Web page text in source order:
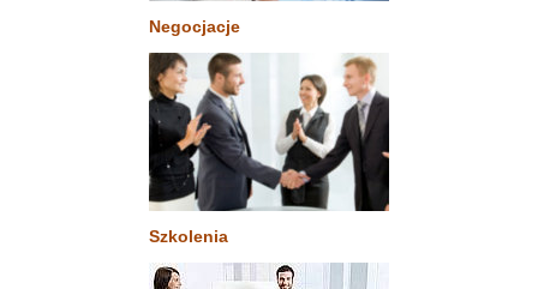
Negocjacje
Szkolenia